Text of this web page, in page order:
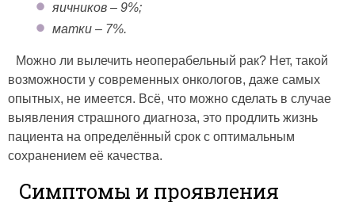
яичников – 9%;
матки – 7%.
Можно ли вылечить неоперабельный рак? Нет, такой
возможности у современных онкологов, даже самых
опытных, не имеется. Всё, что можно сделать в случае
выявления страшного диагноза, это продлить жизнь
пациента на определённый срок с оптимальным
сохранением её качества.
Симптомы и проявления